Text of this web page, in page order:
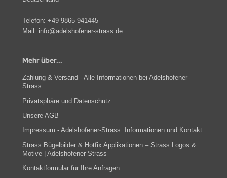
Telefon: +49-9865-941445
Mail: info@adelshofener-strass.de
Mehr über...
Zahlung & Versand - Alle Informationen bei Adelshofener-
Strass
Privatsphäre und Datenschutz
Unsere AGB
Impressum - Adelshofener-Strass: Informationen und Kontakt
Strass Bügelbilder & Hotfix Applikationen – Strass Logos &
Motive | Adelshofener-Strass
Kontaktformular für Ihre Anfragen